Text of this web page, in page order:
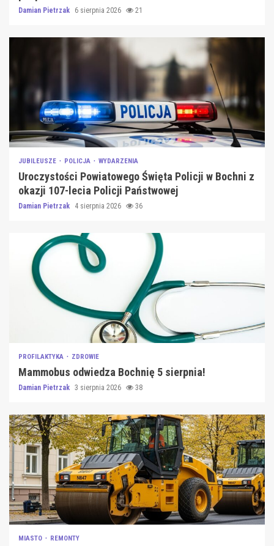
Damian Pietrzak 6 sierpnia 2026 21
JUBILEUSZE POLICJA WYDARZENIA
Uroczystości Powiatowego Święta Policji w Bochni z
okazji 107-lecia Policji Państwowej
Damian Pietrzak 4 sierpnia 2026 36
PROFILAKTYKA ZDROWIE
Mammobus odwiedza Bochnię 5 sierpnia!
Damian Pietrzak 3 sierpnia 2026 38
MIASTO REMONTY